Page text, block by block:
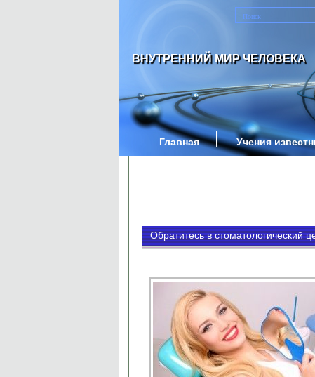
ВНУТРЕННИЙ МИР ЧЕЛОВЕКА
Главная Учения
Обратитесь в стоматологический